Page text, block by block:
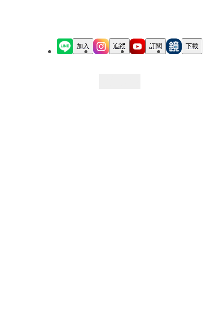
加入 追蹤 訂閱 下載